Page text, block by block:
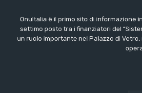
OnuItalia è il primo sito di informazione
settimo posto tra i finanziatori del
un ruolo importante nel Palazzo di